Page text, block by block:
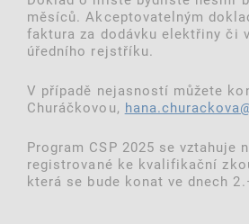
měsíců. Akceptovatelným
faktura za dodávku elektřiny či
úředního rejstříku.
V případě nejasností můžete
Churáčkovou,
Program CSP 2025 se vztahuje
registrované ke kvalifikační
která se bude konat ve dnech